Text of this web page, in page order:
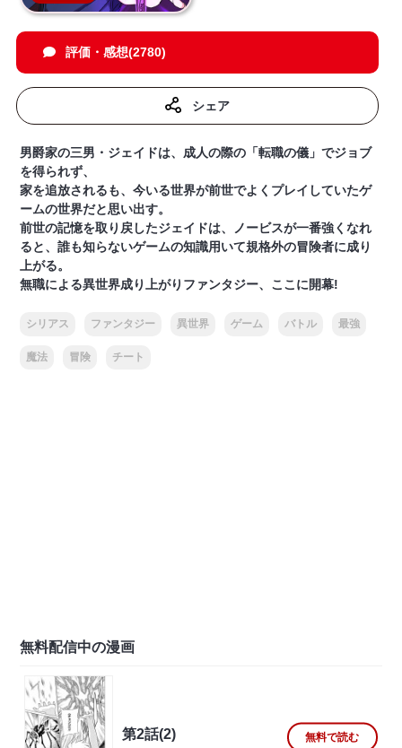
評価・感想(2780)
シェア
男爵家の三男・ジェイドは、成人の際の「転職の儀」でジョブ
を得られず、
家を追放されるも、今いる世界が前世でよくプレイしていたゲ
ームの世界だと思い出す。
前世の記憶を取り戻したジェイドは、ノービスが一番強くなれ
ると、誰も知らないゲームの知識用いて規格外の冒険者に成り
上がる。
無職による異世界成り上がりファンタジー、ここに開幕!
シリアス ファンタジー 異世界 ゲーム バトル 最強
魔法 冒険 チート
無料配信中の漫画
第2話(2) 無料で読む